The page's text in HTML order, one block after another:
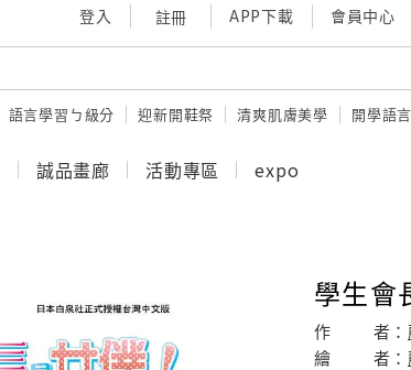
登入 註冊 APP下載 會員中心
語言學習ㄅ級分 迎新開鞋祭 清爽肌膚美學 開學語
誠品畫廊 活動專區 expo
學生會
作 者：
繪
者：